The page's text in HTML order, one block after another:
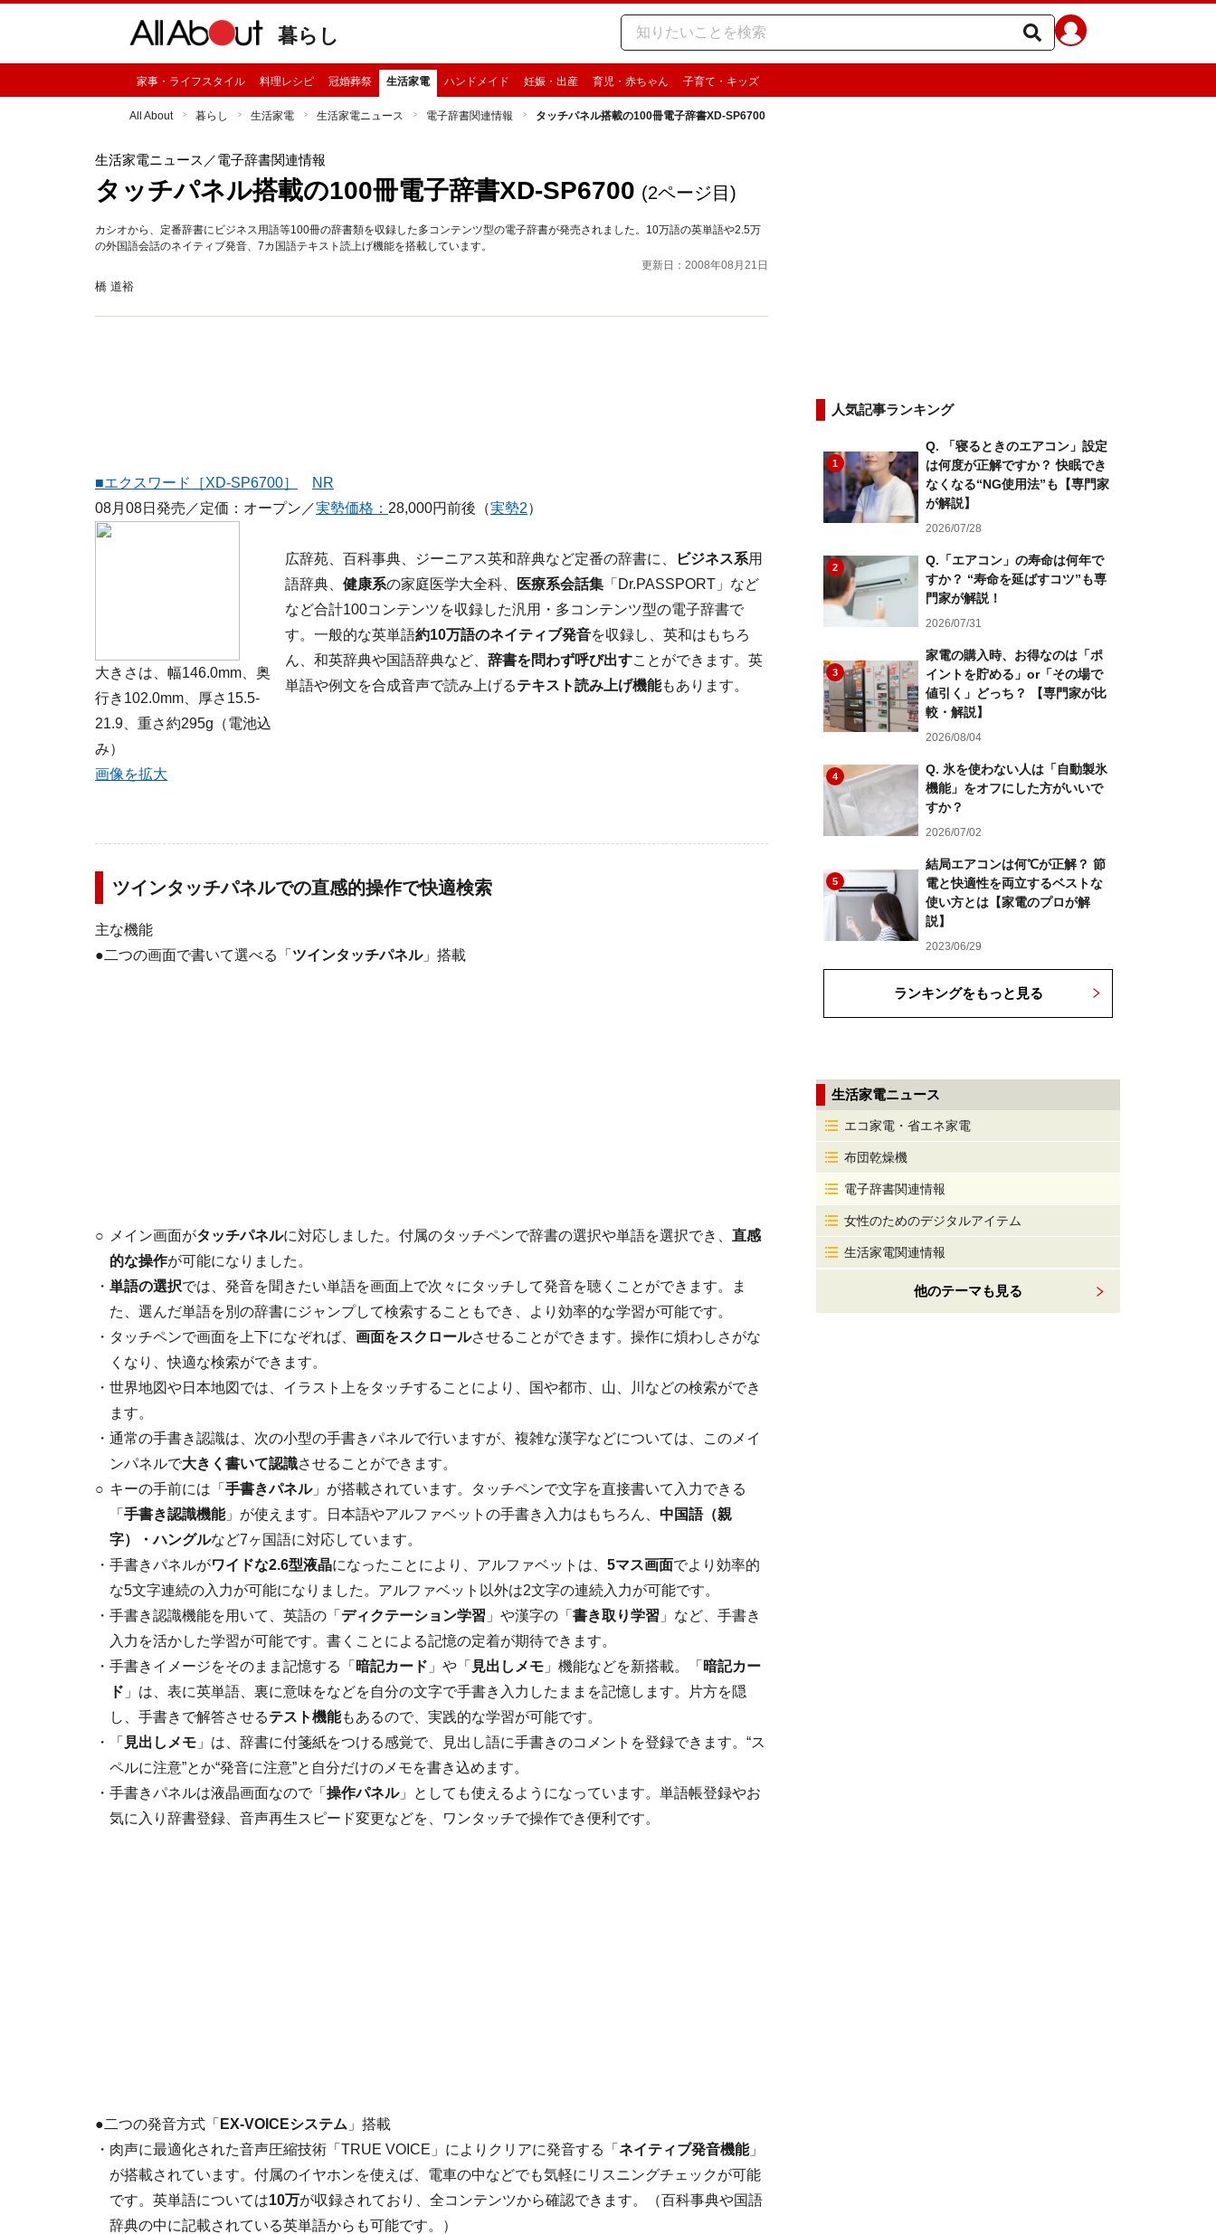
暮らし
家事・ライフスタイル 料理レシピ 冠婚葬祭 生活家電 ハンドメイド 妊娠・出産 育児・赤ちゃん 子育て・キッズ
All About 暮らし 生活家電 生活家電ニュース 電子辞書関連情報 タッチパネル搭載の100冊電子辞書XD-SP6700
生活家電ニュース ／電子辞書関連情報
タッチパネル搭載の100冊電子辞書XD-SP6700 (2ページ目)
カシオから、定番辞書にビジネス用語等100冊の辞書類を収録した多コンテンツ型の電子辞書が発売されました。10万語の英単語や2.5万
の外国語会話のネイティブ発音、7カ国語テキスト読上げ機能を搭載しています。
更新日：2008年08月21日
橋 道裕
■エクスワード［XD-SP6700］
NR
08月08日発売／定価：オープン／実勢価格： 28,000円前後（実勢2）
大きさは、幅146.0mm、奥
行き102.0mm、厚さ15.5-
21.9、重さ約295g（電池込
み）
画像を拡大
広辞苑、百科事典、ジーニアス英和辞典など定番の辞書に、 ビジネス系用
語辞典、 健康系の家庭医学大全科、 医療系会話集 「Dr.PASSPORT」など
など合計100コンテンツを収録した汎用・多コンテンツ型の電子辞書で
す。一般的な英単語約10万語のネイティブ発音を収録し、英和はもちろ
ん、和英辞典や国語辞典など、 辞書を問わず呼び出すことができます。英
単語や例文を合成音声で読み上げるテキスト読み上げ機能もあります。
ツインタッチパネルでの直感的操作で快適検索
主な機能
●二つの画面で書いて選べる「 ツインタッチパネル」搭載
○ メイン画面がタッチパネルに対応しました。付属のタッチペンで辞書の選択や単語を選択でき、 直感
的な操作が可能になりました。
・ 単語の選択では、発音を聞きたい単語を画面上で次々にタッチして発音を聴くことができます。ま
た、選んだ単語を別の辞書にジャンプして検索することもでき、より効率的な学習が可能です。
・ タッチペンで画面を上下になぞれば、 画面をスクロールさせることができます。操作に煩わしさがな
くなり、快適な検索ができます。
・ 世界地図や日本地図では、イラスト上をタッチすることにより、国や都市、山、川などの検索ができ
ます。
・ 通常の手書き認識は、次の小型の手書きパネルで行いますが、複雑な漢字などについては、このメイ
ンパネルで大きく書いて認識させることができます。
○ キーの手前には「 手書きパネル」が搭載されています。タッチペンで文字を直接書いて入力できる
「 手書き認識機能」が使えます。日本語やアルファベットの手書き入力はもちろん、 中国語（親
字）・ハングルなど7ヶ国語に対応しています。
・ 手書きパネルがワイドな2.6型液晶になったことにより、アルファベットは、 5マス画面でより効率的
な5文字連続の入力が可能になりました。アルファベット以外は2文字の連続入力が可能です。
・ 手書き認識機能を用いて、英語の「 ディクテーション学習 」や漢字の「 書き取り学習 」など、手書き
入力を活かした学習が可能です。書くことによる記憶の定着が期待できます。
・ 手書きイメージをそのまま記憶する「 暗記カード 」や「 見出しメモ 」機能などを新搭載。「 暗記カー
ド 」は、表に英単語、裏に意味をなどを自分の文字で手書き入力したままを記憶します。片方を隠
し、手書きで解答させるテスト機能もあるので、実践的な学習が可能です。
・
「 見出しメモ 」は、辞書に付箋紙をつける感覚で、見出し語に手書きのコメントを登録できます。“ス
ペルに注意”とか“発音に注意”と自分だけのメモを書き込めます。
・ 手書きパネルは液晶画面なので「 操作パネル」としても使えるようになっています。単語帳登録やお
気に入り辞書登録、音声再生スピード変更などを、ワンタッチで操作でき便利です。
●二つの発音方式「 EX-VOICEシステム 」搭載
・ 肉声に最適化された音声圧縮技術「TRUE VOICE」によりクリアに発音する「 ネイティブ発音機能」
が搭載されています。付属のイヤホンを使えば、電車の中などでも気軽にリスニングチェックが可能
です。英単語については10万が収録されており、全コンテンツから確認できます。（百科事典や国語
辞典の中に記載されている英単語からも可能です。）
人気記事ランキング
1
Q. 「寝るときのエアコン」設定
は何度が正解ですか？ 快眠でき
なくなる“NG使用法”も【専門家
が解説】
2026/07/28
2
Q.「エアコン」の寿命は何年で
すか？ “寿命を延ばすコツ”も専
門家が解説！
2026/07/31
3
家電の購入時、お得なのは「ポ
イントを貯める」or「その場で
値引く」どっち？ 【専門家が比
較・解説】
2026/08/04
4
Q. 氷を使わない人は「自動製氷
機能」をオフにした方がいいで
すか？
2026/07/02
5
結局エアコンは何℃が正解？ 節
電と快適性を両立するベストな
使い方とは【家電のプロが解
説】
2023/06/29
ランキングをもっと見る
生活家電ニュース
エコ家電・省エネ家電
布団乾燥機
電子辞書関連情報
女性のためのデジタルアイテム
生活家電関連情報
他のテーマも見る